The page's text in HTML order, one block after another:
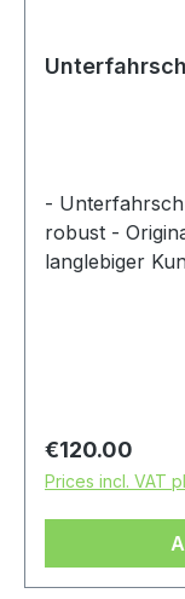
-
robust - Original
langlebiger
Regular price:
€120.00
Prices incl. VAT